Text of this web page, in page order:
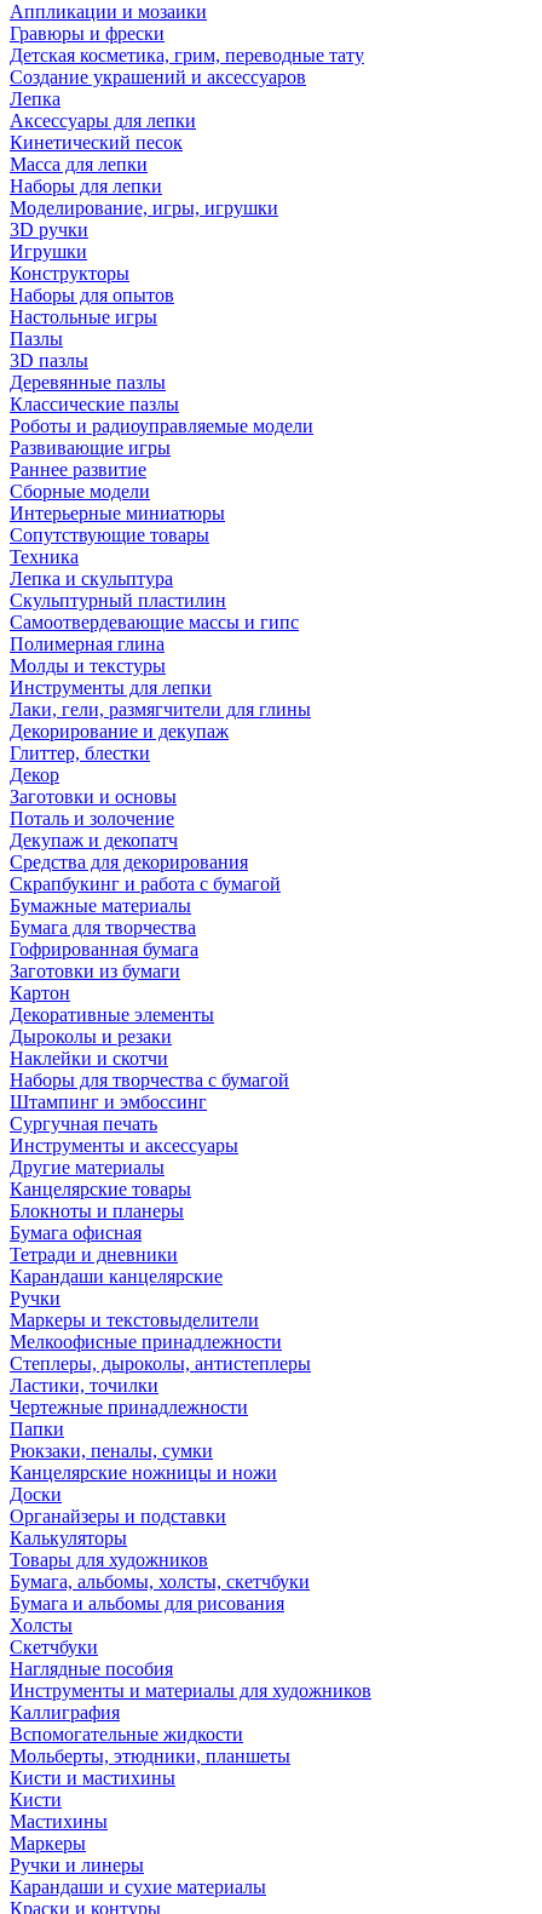
Аппликации и мозаики
Гравюры и фрески
Детская косметика, грим, переводные тату
Создание украшений и аксессуаров
Лепка
Аксессуары для лепки
Кинетический песок
Масса для лепки
Наборы для лепки
Моделирование, игры, игрушки
3D ручки
Игрушки
Конструкторы
Наборы для опытов
Настольные игры
Пазлы
3D пазлы
Деревянные пазлы
Классические пазлы
Роботы и радиоуправляемые модели
Развивающие игры
Раннее развитие
Сборные модели
Интерьерные миниатюры
Сопутствующие товары
Техника
Лепка и скульптура
Скульптурный пластилин
Самоотвердевающие массы и гипс
Полимерная глина
Молды и текстуры
Инструменты для лепки
Лаки, гели, размягчители для глины
Декорирование и декупаж
Глиттер, блестки
Декор
Заготовки и основы
Поталь и золочение
Декупаж и декопатч
Средства для декорирования
Скрапбукинг и работа с бумагой
Бумажные материалы
Бумага для творчества
Гофрированная бумага
Заготовки из бумаги
Картон
Декоративные элементы
Дыроколы и резаки
Наклейки и скотчи
Наборы для творчества с бумагой
Штампинг и эмбоссинг
Сургучная печать
Инструменты и аксессуары
Другие материалы
Канцелярские товары
Блокноты и планеры
Бумага офисная
Тетради и дневники
Карандаши канцелярские
Ручки
Маркеры и текстовыделители
Мелкоофисные принадлежности
Степлеры, дыроколы, антистеплеры
Ластики, точилки
Чертежные принадлежности
Папки
Рюкзаки, пеналы, сумки
Канцелярские ножницы и ножи
Доски
Органайзеры и подставки
Калькуляторы
Товары для художников
Бумага, альбомы, холсты, скетчбуки
Бумага и альбомы для рисования
Холсты
Скетчбуки
Наглядные пособия
Инструменты и материалы для художников
Каллиграфия
Вспомогательные жидкости
Мольберты, этюдники, планшеты
Кисти и мастихины
Кисти
Мастихины
Маркеры
Ручки и линеры
Карандаши и сухие материалы
Краски и контуры